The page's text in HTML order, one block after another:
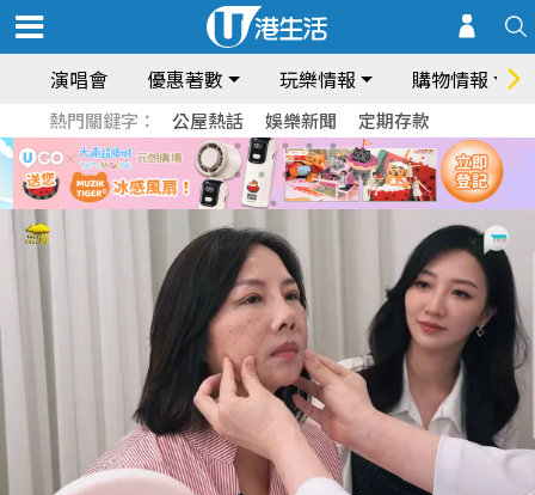
演唱會 優惠著數 玩樂情報 購物情報
熱門關鍵字： 公屋熱話 娛樂新聞 定期存款